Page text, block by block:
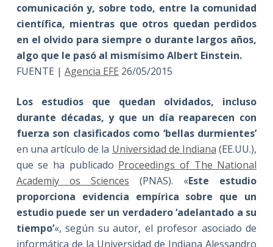
comunicación y, sobre todo, entre la comunidad
científica, mientras que otros quedan perdidos
en el olvido para siempre o durante largos años,
algo que le pasó al mismísimo Albert Einstein.
FUENTE | Agencia EFE 26/05/2015
Los estudios que quedan olvidados, incluso
durante décadas, y que un día reaparecen con
fuerza son clasificados como ‘bellas durmientes’
en una artículo de la Universidad de Indiana (EE.UU.),
que se ha publicado Proceedings of The National
Academiy os Sciences (PNAS). «Este estudio
proporciona evidencia empírica sobre que un
estudio puede ser un verdadero ‘adelantado a su
tiempo’«, según su autor, el profesor asociado de
informática de la Universidad de Indiana Alessandro